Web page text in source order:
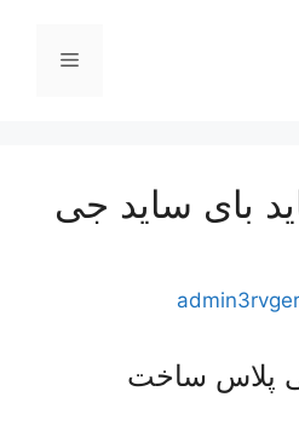
فهرست
بای ساید جی
پلاس ساخت